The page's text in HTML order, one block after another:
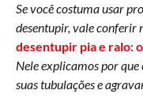
Se você costuma usar
desentupir, vale conferir
desentupir pia e ralo:
Nele explicamos por
suas tubulações e